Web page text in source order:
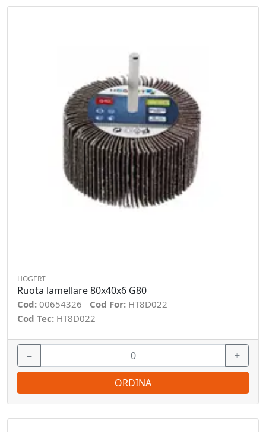
HOGERT
Ruota lamellare 80x40x6 G80
Cod: 00654326 Cod For: HT8D022
Cod Tec: HT8D022
− +
ORDINA